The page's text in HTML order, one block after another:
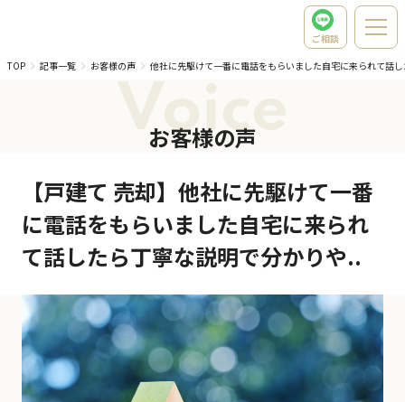
ご相談
TOP
記事一覧 お客様の声 他社に先駆けて一番に電話をもらいました自宅に来られて話
Voice
お客様の声
【戸建て 売却】他社に先駆けて一番
に電話をもらいました自宅に来られ
て話したら丁寧な説明で分かりや..